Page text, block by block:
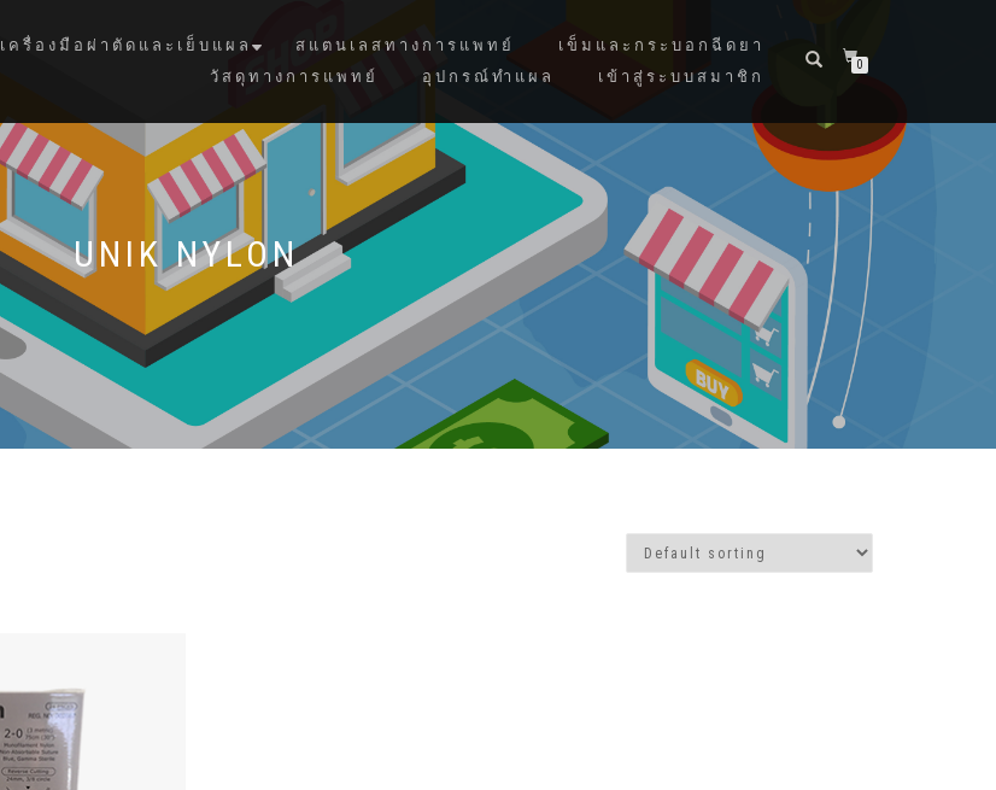
เครื่องมือผ่าตัดและเย็บแผล สแตนเลสทางการแพทย์
เข็มและกระบอกฉีดยา
วัสดุทางการแพทย์
อุปกรณ์ทำแผล เข้าสู่ระบบสมาชิก
0
UNIK NYLON